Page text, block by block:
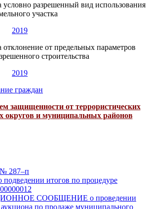
условно разрешенный вид использования
участка
2019
отклонение от предельных параметров
строительства
2019
граждан
защищенности от террористических
округов и муниципальных районов
№ 287–п
итогов по процедуре
СООБЩЕНИЕ о проведении
аукциона по продаже муниципального